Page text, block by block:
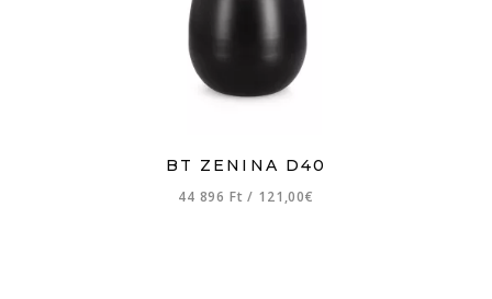
BT ZENINA D40
44 896 Ft/ 121,00€